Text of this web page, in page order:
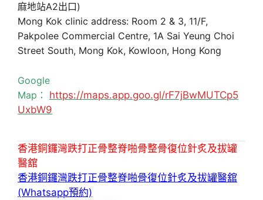
麻地站A2出口)
Mong Kok clinic address: Room 2 & 3, 11/F,
Pakpolee Commercial Centre, 1A Sai Yeung Choi
Street South, Mong Kok, Kowloon, Hong Kong
Google
Map： https://maps.app.goo.gl/rF7jBwMUTCp5
UxbW9
香港銅鑼灣跌打正骨整脊啪骨整骨復位針炙及拔罐
醫舘
香港銅鑼灣跌打正骨整脊啪骨復位針炙及拔罐醫舘
(Whatsapp預約)